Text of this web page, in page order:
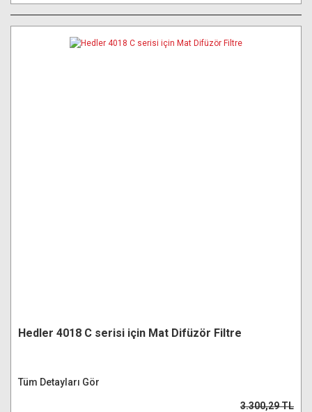
Hedler 4018 C serisi için Mat Difüzör Filtre
Tüm Detayları Gör
3.300,29 TL